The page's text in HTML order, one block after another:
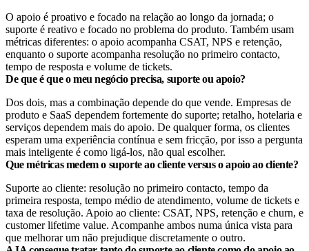
O apoio é proativo e focado na relação ao longo da jornada; o
suporte é reativo e focado no problema do produto. Também usam
métricas diferentes: o apoio acompanha CSAT, NPS e retenção,
enquanto o suporte acompanha resolução no primeiro contacto,
tempo de resposta e volume de tickets.
De que é que o meu negócio precisa, suporte ou apoio?
Dos dois, mas a combinação depende do que vende. Empresas de
produto e SaaS dependem fortemente do suporte; retalho, hotelaria e
serviços dependem mais do apoio. De qualquer forma, os clientes
esperam uma experiência contínua e sem fricção, por isso a pergunta
mais inteligente é como ligá-los, não qual escolher.
Que métricas medem o suporte ao cliente versus o apoio ao cliente?
Suporte ao cliente: resolução no primeiro contacto, tempo da
primeira resposta, tempo médio de atendimento, volume de tickets e
taxa de resolução. Apoio ao cliente: CSAT, NPS, retenção e churn, e
customer lifetime value. Acompanhe ambos numa única vista para
que melhorar um não prejudique discretamente o outro.